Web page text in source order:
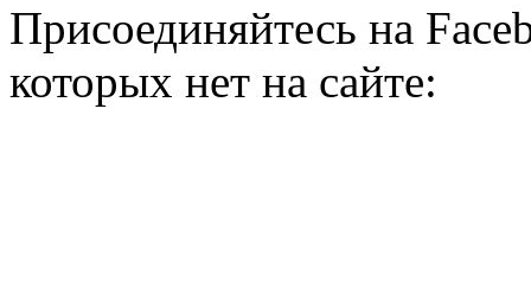
Присоединяйтесь на
которых нет на сайте: